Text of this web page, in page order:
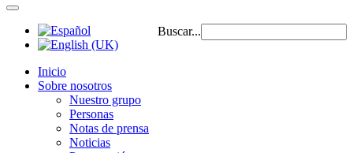
Buscar...
Inicio
Sobre nosotros
Nuestro grupo
Personas
Notas de prensa
Noticias